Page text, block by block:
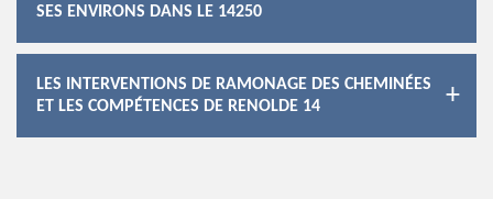
SES ENVIRONS DANS LE 14250
LES INTERVENTIONS DE RAMONAGE DES CHEMINÉES
ET LES COMPÉTENCES DE RENOLDE 14